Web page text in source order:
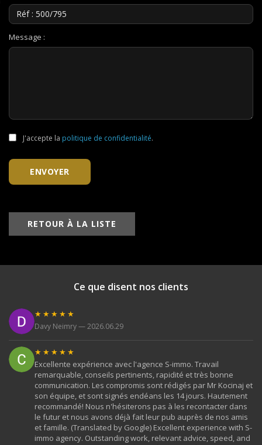
Message :
J'accepte la politique de confidentialité.
ENVOYER
RETOUR À LA LISTE
Ce que disent nos clients
★★★★★
Davy Neimry — 2026.06.29
★★★★★
Excellente expérience avec l'agence S-immo. Travail
remarquable, conseils pertinents, rapidité et très bonne
communication. Les compromis sont rédigés par Mr Kocinaj et
son équipe, et sont signés endéans les 14 jours. Hautement
recommandé! Nous n'hésiterons pas à les recontacter dans
le futur et nous avons déjà fait leur pub auprès de nos amis
et famille. (Translated by Google) Excellent experience with S-
immo agency. Outstanding work, relevant advice, speed, and